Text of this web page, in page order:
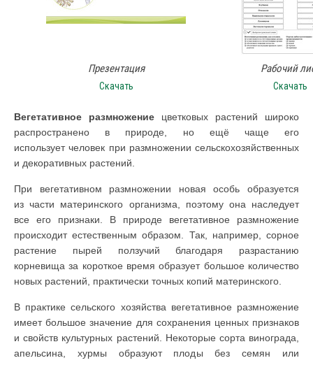
Презентация Рабочий
Скачать Скачать
Вегетативное размножение цветковых растений широко
распространено в природе, но ещё чаще его
использует человек при размножении сельскохозяйственных
и декоративных растений.
При вегетативном размножении новая особь образуется
из части материнского организма, поэтому она наследует
все его признаки. В природе вегетативное размножение
происходит естественным образом. Так, например, сорное
растение пырей ползучий благодаря разрастанию
корневища за короткое время образует большое количество
новых растений, практически точных копий материнского.
В практике сельского хозяйства вегетативное размножение
имеет большое значение для сохранения ценных признаков
и свойств культурных растений. Некоторые сорта винограда,
апельсина, хурмы образуют плоды без семян или